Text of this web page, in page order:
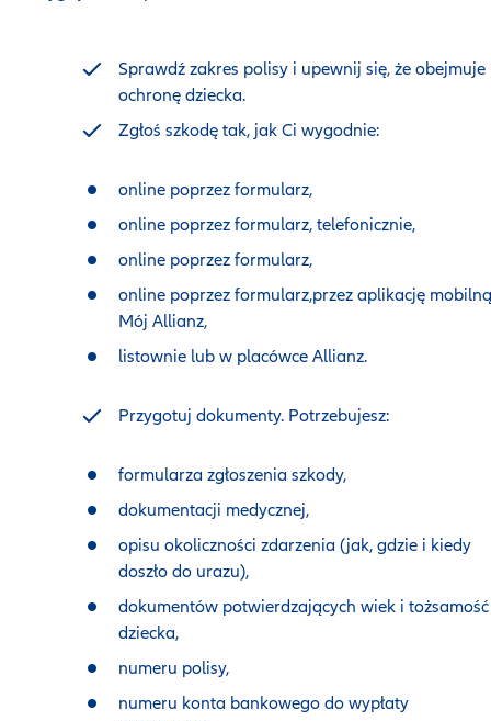
Sprawdź zakres polisy i upewnij się, że obejmuje
ochronę dziecka.
Zgłoś szkodę tak, jak Ci wygodnie:
online poprzez formularz,
online poprzez formularz, telefonicznie,
online poprzez formularz,
online poprzez formularz,przez aplikację mobilną
Mój Allianz,
listownie lub w placówce Allianz.
Przygotuj dokumenty. Potrzebujesz:
formularza zgłoszenia szkody,
dokumentacji medycznej,
opisu okoliczności zdarzenia (jak, gdzie i kiedy
doszło do urazu),
dokumentów potwierdzających wiek i tożsamość
dziecka,
numeru polisy,
numeru konta bankowego do wypłaty